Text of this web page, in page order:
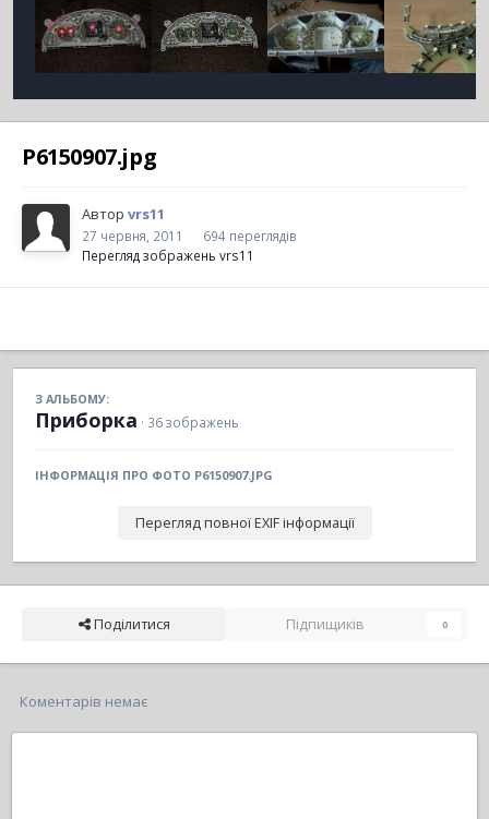
P6150907.jpg
Автор vrs11
27 червня, 2011
694 переглядів
Перегляд зображень vrs11
З АЛЬБОМУ:
Приборка · 36 зображень
ІНФОРМАЦІЯ ПРО ФОТО P6150907.JPG
Перегляд повної EXIF інформації
Поділитися Підпищиків 0
Коментарів немає